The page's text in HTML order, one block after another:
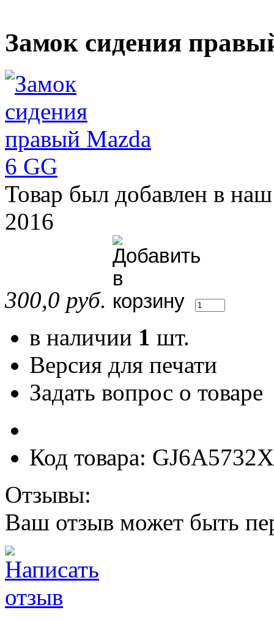
Замок сидения
Товар был добавлен в
2016
300,0 руб.
в наличии 1 шт.
Версия для печати
Задать вопрос о товаре
Код товара:
Отзывы:
Ваш отзыв может быть